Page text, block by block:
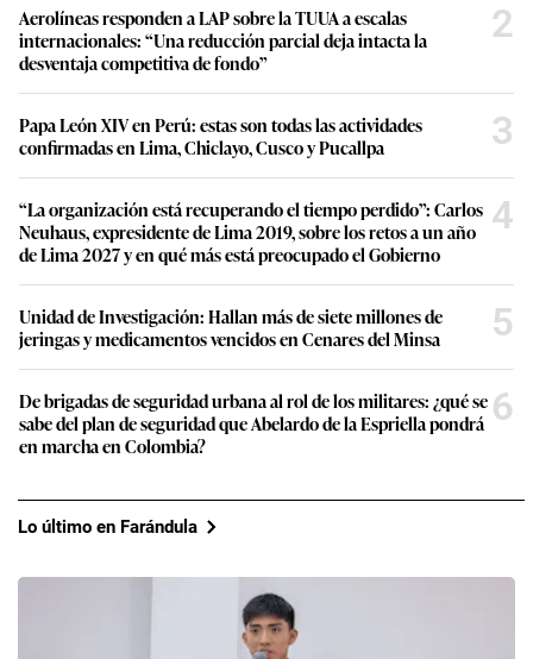
Aerolíneas responden a LAP sobre la TUUA a escalas
internacionales: “Una reducción parcial deja intacta la
desventaja competitiva de fondo”
2
Papa León XIV en Perú: estas son todas las actividades
confirmadas en Lima, Chiclayo, Cusco y Pucallpa
3
“La organización está recuperando el tiempo perdido”: Carlos
Neuhaus, expresidente de Lima 2019, sobre los retos a un año
de Lima 2027 y en qué más está preocupado el Gobierno
4
Unidad de Investigación: Hallan más de siete millones de
jeringas y medicamentos vencidos en Cenares del Minsa
5
De brigadas de seguridad urbana al rol de los militares: ¿qué se
sabe del plan de seguridad que Abelardo de la Espriella pondrá
en marcha en Colombia?
6
Lo último en Farándula